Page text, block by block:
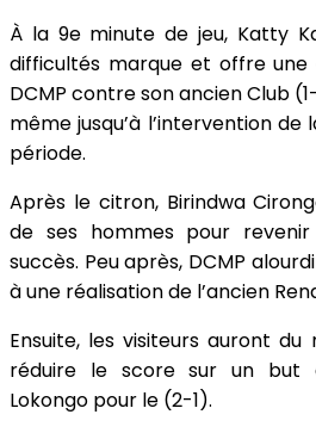
À la 9e minute de jeu, Katty
difficultés marque et offre une
DCMP contre son ancien Club
même jusqu’à l’intervention
période.
Après le citron, Birindwa
de ses hommes pour
succès. Peu après, DCMP
à une réalisation de l’ancien
Ensuite, les visiteurs auront
réduire le score sur un but
Lokongo pour le (2-1).